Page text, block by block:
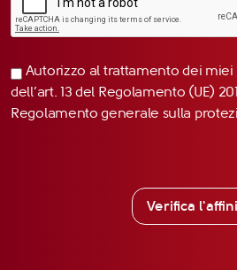
Autorizzo al trattamento dei miei
dell’art. 13 del Regolamento (UE)
Regolamento generale sulla
Verifica